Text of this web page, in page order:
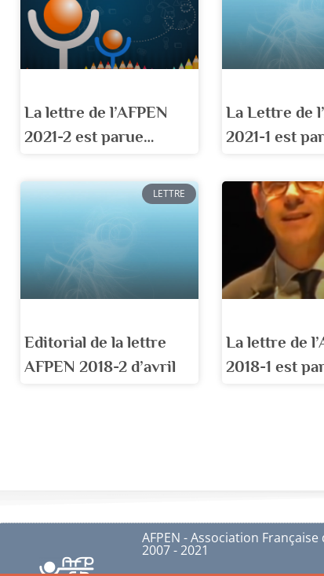
La lettre de l’AFPEN
2021-2 est parue…
La Lettre de
2021-1 est
LETTRE
Editorial de la lettre
AFPEN 2018-2 d’avril
La lettre de
2018-1 est
AFPEN - Association
2007 - 2021